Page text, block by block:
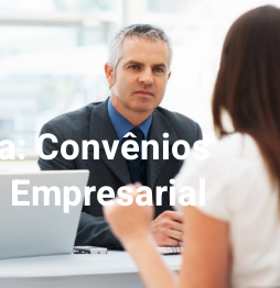
Convênios